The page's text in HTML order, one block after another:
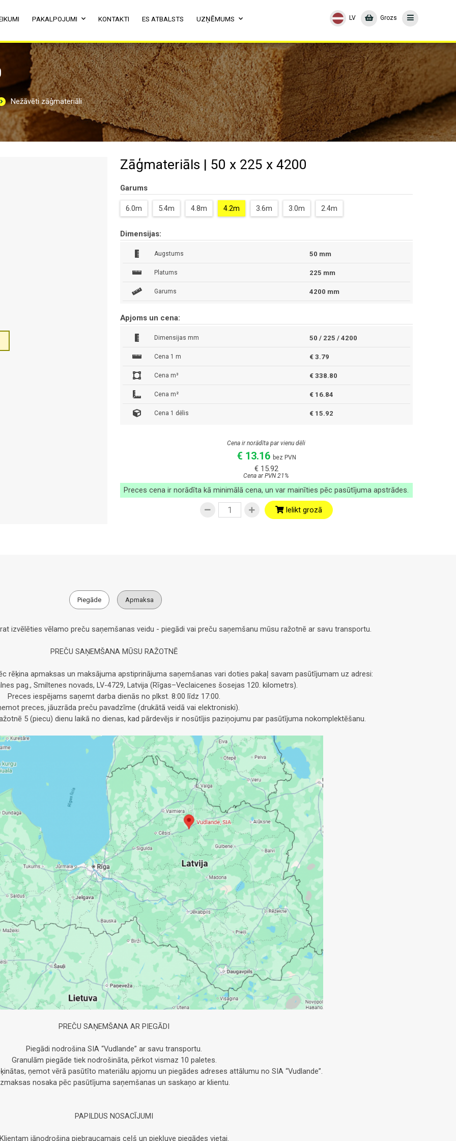
PAKALPOJUMI KONTAKTI ES ATBALSTS
UZŅĒMUMS
Grozs
LV
Nežāvēti zāģmateriāli
Zāģmateriāls | 50 x 225 x 4200
Garums
6.0m 5.4m 4.8m 4.2m 3.6m 3.0m 2.4m
Dimensijas:
Augstums 50 mm
Platums 225 mm
Garums 4200 mm
Apjoms un cena:
Dimensijas mm 50 / 225 / 4200
Cena 1 m € 3.79
Cena m³ € 338.80
Cena m² € 16.84
Cena 1 dēlis € 15.92
Cena ir norādīta par vienu dēli
€ 13.16 bez PVN
€ 15.92
Cena ar PVN 21%
Preces cena ir norādīta kā minimālā cena, un var mainīties pēc pasūtījuma apstrādes.
Ielikt grozā
Piegāde Apmaksa
izvēlēties vēlamo preču saņemšanas veidu - piegādi vai preču saņemšanu mūsu ražotnē ar savu transportu.
PREČU SAŅEMŠANA MŪSU RAŽOTNĒ
rēķina apmaksas un maksājuma apstiprinājuma saņemšanas vari doties pakaļ savam pasūtījumam uz adresi:
pag., Smiltenes novads, LV-4729, Latvija (Rīgas–Veclaicenes šosejas 120. kilometrs).
Preces iespējams saņemt darba dienās no plkst. 8:00 līdz 17:00.
preces, jāuzrāda preču pavadzīme (drukātā veidā vai elektroniski).
5 (piecu) dienu laikā no dienas, kad pārdevējs ir nosūtījis paziņojumu par pasūtījuma nokomplektēšanu.
PREČU SAŅEMŠANA AR PIEGĀDI
Piegādi nodrošina SIA “Vudlande” ar savu transportu.
Granulām piegāde tiek nodrošināta, pērkot vismaz 10 paletes.
ņemot vērā pasūtīto materiālu apjomu un piegādes adreses attālumu no SIA “Vudlande”.
nosaka pēc pasūtījuma saņemšanas un saskaņo ar klientu.
PAPILDUS NOSACĪJUMI
Klientam jānodrošina piebraucamais ceļš un piekļuve piegādes vietai.